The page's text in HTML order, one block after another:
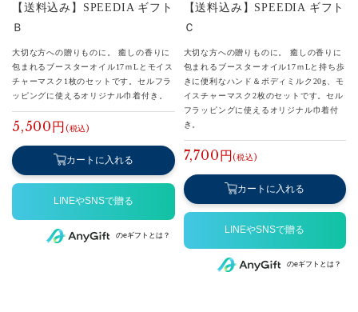
【送料込み】SPEEDIA ギフト
Ｂ
大切な方への贈りものに。 癒しの香りに
包まれるブースターオイル17ｍLとモイス
チャーマスク1枚のセットです。セルフラ
ッピングに使えるオリジナル巾着付き。
5,500円
カートに入れる
のeギフトとは？
【送料込み】SPEEDIA ギフト
Ｃ
大切な方への贈りものに。 癒しの香りに
包まれるブースターオイル17ｍLと持ち歩
きに便利なハンド＆ボディミルク20g、モ
イスチャーマスク2枚のセットです。セル
フラッピングに使えるオリジナル巾着付
き。
7,700円
カートに入れる
のeギフトとは？